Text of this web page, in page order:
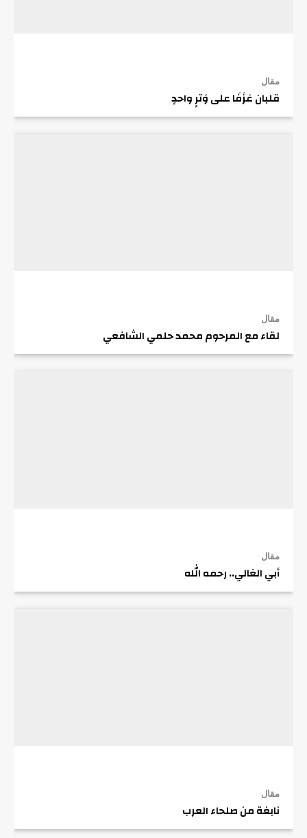
مقال
قلبان عَزَفَا على وَترٍ واحدٍ
مقال
لقاء مع المرحوم محمد حلمي الشافعي
مقال
أبي الغالي.. رحمه الله
مقال
نابغة من صلحاء العرب